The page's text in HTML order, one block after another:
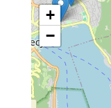
+
−